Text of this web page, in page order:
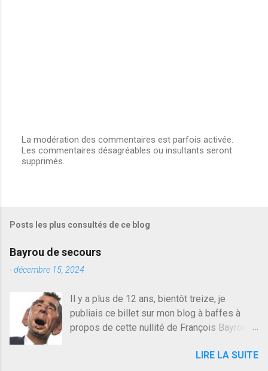
E
n
t
e
r
u
m
m
e
n
La modération des commentaires est parfois activée.
Les commentaires désagréables ou insultants seront
supprimés.
Posts les plus consultés de ce blog
Bayrou de secours
-décembre 15, 2024
Il y a plus de 12 ans, bientôt treize, je
publiais ce billet sur mon blog à baffes à
propos de cette nullité de François Bayrou. Il
quelqu'un, je ne parle pas des couples mais
LIRE LA SUITE